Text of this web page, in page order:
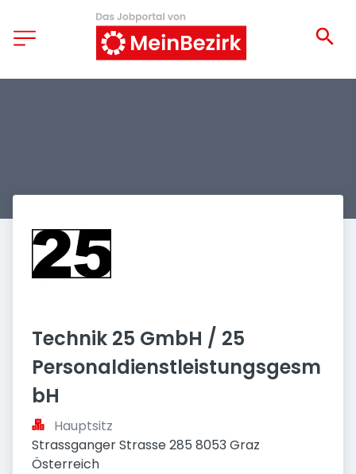
Technik 25 GmbH / 25
Personaldienstleistungsgesm
bH
Hauptsitz
Strassganger Strasse 285 8053 Graz
Österreich